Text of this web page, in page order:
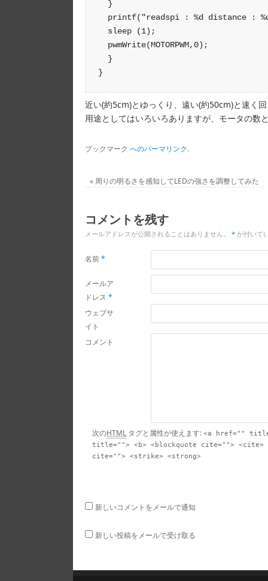
  }
printf("readspi : %d distance :
  sleep (1);
  pwmWrite(MOTORPWM,0);
  }
近い(約5cm)とゆっくり、遠い(約50cm)と速く回
用途としてはいろいろありますが、モータの数
ブックマーク へのパーマリンク.
«周りの明るさを感知してLEDの強さを調整してみた
コメントを残す
メールアドレスが公開されることはありません。 * が付いて
名前*
メールア
ドレス *
ウェブサ
イト
コメント
次のHTML タグと属性が使えます: <a href=""
title=""> <b> <blockquote cite=""> <cite>
cite=""> <strike> <strong>
新しいコメントをメールで通知
新しい投稿をメールで受け取る